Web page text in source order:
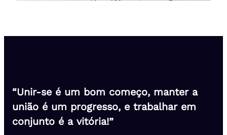
“Unir-se é um bom começo, manter a
união é um progresso, e trabalhar em
conjunto é a vitória!”